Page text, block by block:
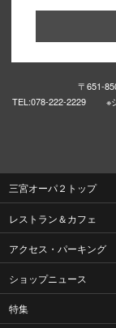
〒651-
TEL:078-222-2229 ※シ
三宮オーパ２トップ
レストラン＆カフェ
アクセス・パーキング
ショップニュース
特集